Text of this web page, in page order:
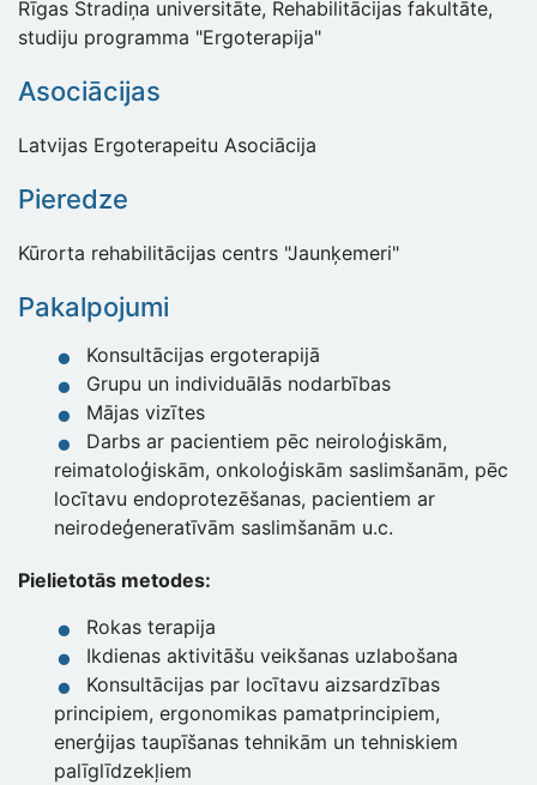
Rīgas Stradiņa universitāte, Rehabilitācijas fakultāte,
studiju programma "Ergoterapija"
Asociācijas
Latvijas Ergoterapeitu Asociācija
Pieredze
Kūrorta rehabilitācijas centrs "Jaunķemeri"
Pakalpojumi
Konsultācijas ergoterapijā
Grupu un individuālās nodarbības
Mājas vizītes
Darbs ar pacientiem pēc neiroloģiskām,
reimatoloģiskām, onkoloģiskām saslimšanām, pēc
locītavu endoprotezēšanas, pacientiem ar
neirodeģeneratīvām saslimšanām u.c.
Pielietotās metodes:
Rokas terapija
Ikdienas aktivitāšu veikšanas uzlabošana
Konsultācijas par locītavu aizsardzības
principiem, ergonomikas pamatprincipiem,
enerģijas taupīšanas tehnikām un tehniskiem
palīglīdzekļiem